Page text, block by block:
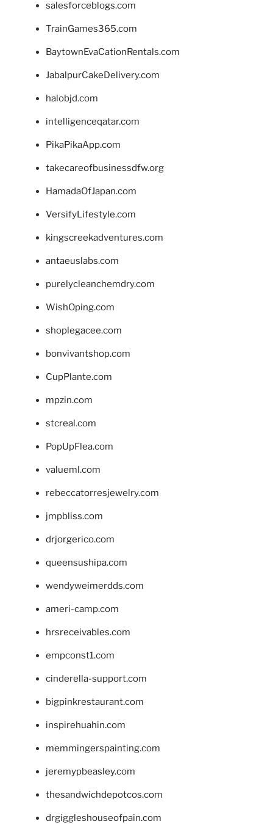
salesforceblogs.com
TrainGames365.com
BaytownEvaCationRentals.com
JabalpurCakeDelivery.com
halobjd.com
intelligenceqatar.com
PikaPikaApp.com
takecareofbusinessdfw.org
HamadaOfJapan.com
VersifyLifestyle.com
kingscreekadventures.com
antaeuslabs.com
purelycleanchemdry.com
WishOping.com
shoplegacee.com
bonvivantshop.com
CupPlante.com
mpzin.com
stcreal.com
PopUpFlea.com
valueml.com
rebeccatorresjewelry.com
jmpbliss.com
drjorgerico.com
queensushipa.com
wendyweimerdds.com
ameri-camp.com
hrsreceivables.com
empconst1.com
cinderella-support.com
bigpinkrestaurant.com
inspirehuahin.com
memmingerspainting.com
jeremypbeasley.com
thesandwichdepotcos.com
drgiggleshouseofpain.com